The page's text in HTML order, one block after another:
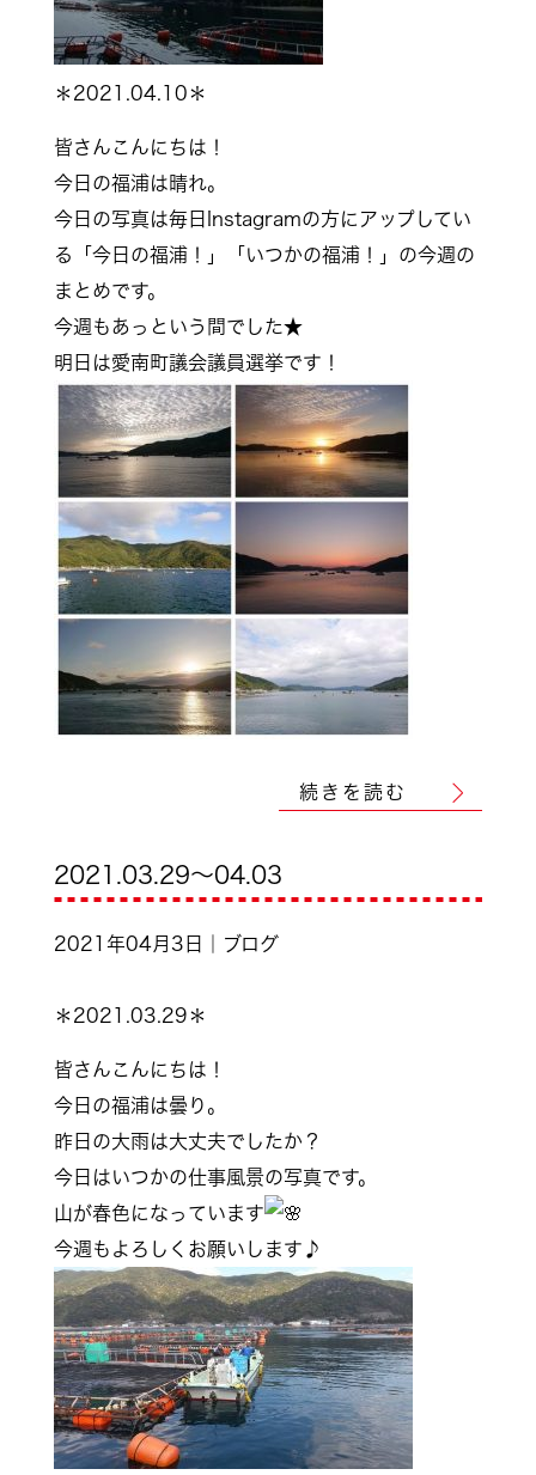
＊2021.04.10＊
皆さんこんにちは！
今日の福浦は晴れ。
今日の写真は毎日Instagramの方にアップしてい
る「今日の福浦！」「いつかの福浦！」の今週の
まとめです。
今週もあっという間でした★
明日は愛南町議会議員選挙です！
続きを読む
2021.03.29～04.03
2021年04月3日｜ブログ
＊2021.03.29＊
皆さんこんにちは！
今日の福浦は曇り。
昨日の大雨は大丈夫でしたか？
今日はいつかの仕事風景の写真です。
山が春色になっています
今週もよろしくお願いします♪